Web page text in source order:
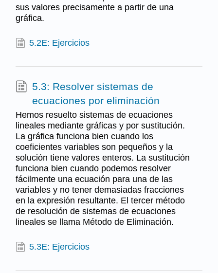
sus valores precisamente a partir de una
gráfica.
5.2E: Ejercicios
5.3: Resolver sistemas de
ecuaciones por eliminación
Hemos resuelto sistemas de ecuaciones
lineales mediante gráficas y por sustitución.
La gráfica funciona bien cuando los
coeficientes variables son pequeños y la
solución tiene valores enteros. La sustitución
funciona bien cuando podemos resolver
fácilmente una ecuación para una de las
variables y no tener demasiadas fracciones
en la expresión resultante. El tercer método
de resolución de sistemas de ecuaciones
lineales se llama Método de Eliminación.
5.3E: Ejercicios